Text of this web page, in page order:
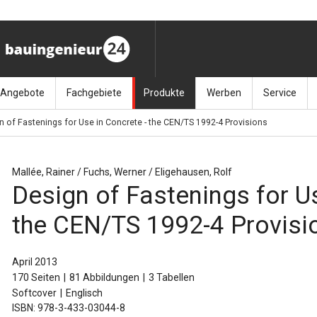
(11.9.26)
(26.11.26)
(3.12.26)
Angebote
Stellenmarkt
Kalender-Preisreduzierung
Fachgebiete
Architektur
Bauen im Bestand
Baumanagement
Baurecht
Holzbau
Produkte
Bücher
Zeitschriften
Themenhefte
Werben
Media-Planung
Service
Info-Material
Newsletter
FAQ
of Fastenings for Use in Concrete - the CEN/TS 1992-4 Provisions
Mallée, Rainer / Fuchs, Werner / Eligehausen, Rolf
Design of Fastenings for
the CEN/TS 1992-4
April 2013
170 Seiten
81 Abbildungen
3 Tabellen
Softcover
Englisch
ISBN: 978-3-433-03044-8